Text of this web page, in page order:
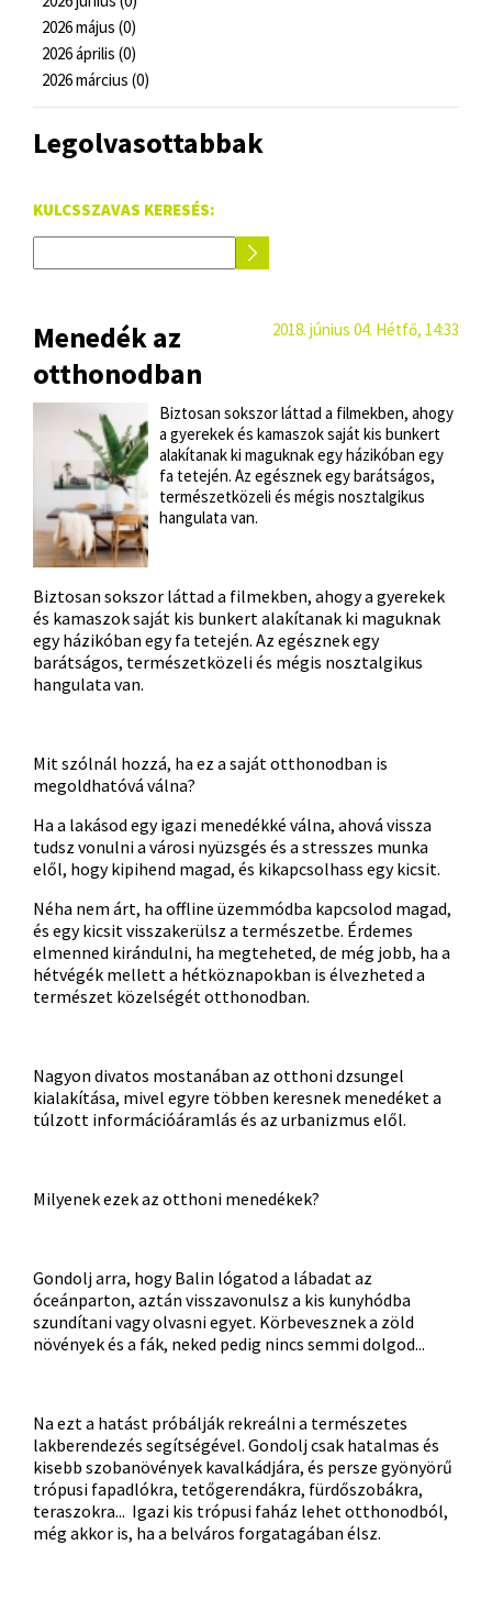
2026 május (0)
2026 április (0)
2026 március (0)
Legolvasottabbak
KULCSSZAVAS KERESÉS:
Menedék az
otthonodban
2018. június 04. Hétfő, 14:33
Biztosan sokszor láttad a filmekben, ahogy
a gyerekek és kamaszok saját kis bunkert
alakítanak ki maguknak egy házikóban egy
fa tetején. Az egésznek egy barátságos,
természetközeli és mégis nosztalgikus
hangulata van.
Biztosan sokszor láttad a filmekben, ahogy a gyerekek
és kamaszok saját kis bunkert alakítanak ki maguknak
egy házikóban egy fa tetején. Az egésznek egy
barátságos, természetközeli és mégis nosztalgikus
hangulata van.
Mit szólnál hozzá, ha ez a saját otthonodban is
megoldhatóvá válna?
Ha a lakásod egy igazi menedékké válna, ahová vissza
tudsz vonulni a városi nyüzsgés és a stresszes munka
elől, hogy kipihend magad, és kikapcsolhass egy kicsit.
Néha nem árt, ha offline üzemmódba kapcsolod magad,
és egy kicsit visszakerülsz a természetbe. Érdemes
elmenned kirándulni, ha megteheted, de még jobb, ha a
hétvégék mellett a hétköznapokban is élvezheted a
természet közelségét otthonodban.
Nagyon divatos mostanában az otthoni dzsungel
kialakítása, mivel egyre többen keresnek menedéket a
túlzott információáramlás és az urbanizmus elől.
Milyenek ezek az otthoni menedékek?
Gondolj arra, hogy Balin lógatod a lábadat az
óceánparton, aztán visszavonulsz a kis kunyhódba
szundítani vagy olvasni egyet. Körbevesznek a zöld
növények és a fák, neked pedig nincs semmi dolgod...
Na ezt a hatást próbálják rekreálni a természetes
lakberendezés segítségével. Gondolj csak hatalmas és
kisebb szobanövények kavalkádjára, és persze gyönyörű
trópusi fapadlókra, tetőgerendákra, fürdőszobákra,
teraszokra... Igazi kis trópusi faház lehet otthonodból,
még akkor is, ha a belváros forgatagában élsz.